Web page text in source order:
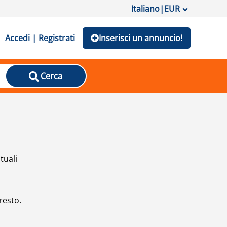
Italiano|EUR
Accedi | Registrati Inserisci un annuncio!
Cerca